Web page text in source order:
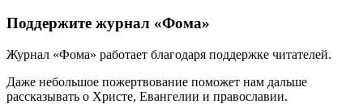
Поддержите журнал «Фома»
Журнал «Фома» работает благодаря поддержке читателей.
Даже небольшое пожертвование поможет нам дальше
рассказывать о Христе, Евангелии и православии.